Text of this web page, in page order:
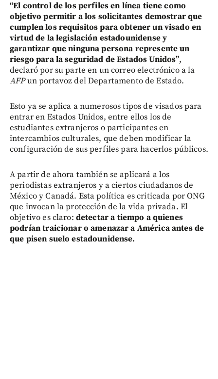
“El control de los perfiles en línea tiene como
objetivo permitir a los solicitantes demostrar que
cumplen los requisitos para obtener un visado en
virtud de la legislación estadounidense y
garantizar que ninguna persona represente un
riesgo para la seguridad de Estados Unidos”,
declaró por su parte en un correo electrónico a la
AFPun portavoz del Departamento de Estado.
Esto ya se aplica a numerosos tipos de visados para
entrar en Estados Unidos, entre ellos los de
estudiantes extranjeros o participantes en
intercambios culturales, que deben modificar la
configuración de sus perfiles para hacerlos públicos.
A partir de ahora también se aplicará a los
periodistas extranjeros y a ciertos ciudadanos de
México y Canadá. Esta política es criticada por ONG
que invocan la protección de la vida privada. El
objetivo es claro: detectar a tiempo a quienes
podrían traicionar o amenazar a América antes de
que pisen suelo estadounidense.